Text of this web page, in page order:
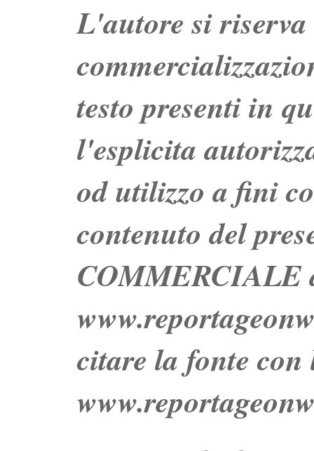
L'autore si
testo presenti in
l'esplicita
od utilizzo a fini
contenuto del
COMMERCIALE
citare la fonte